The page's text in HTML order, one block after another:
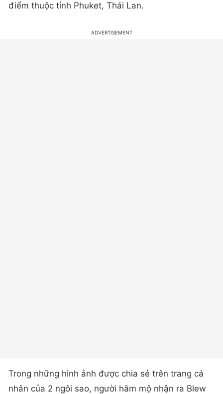
điểm thuộc tỉnh Phuket, Thái Lan.
Trong những hình ảnh được chia sẻ trên trang cá
nhân của 2 ngôi sao, người hâm mộ nhận ra Blew